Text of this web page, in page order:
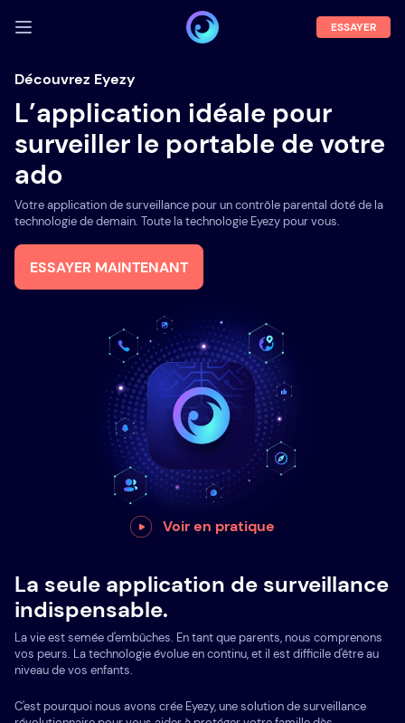
SE CONNECTER
Démo
Fonctions
A propos
Blog
ESSAYER
Découvrez Eyezy
L’application idéale pour
surveiller le portable de votre
ado
Votre application de surveillance pour un contrôle parental doté de la
technologie de demain. Toute la technologie Eyezy pour vous.
ESSAYER MAINTENANT
Voir en pratique
La seule application de surveillance
indispensable.
La vie est semée d'embûches. En tant que parents, nous comprenons
vos peurs. La technologie évolue en continu, et il est difficile d'être au
niveau de vos enfants.
C'est pourquoi nous avons crée Eyezy, une solution de surveillance